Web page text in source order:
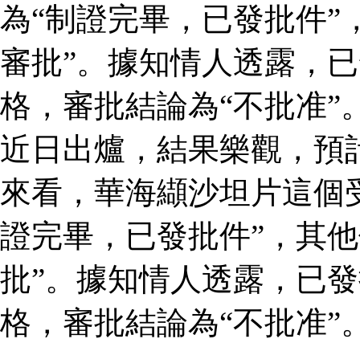
為“制證完畢，已發批件”
審批”。據知情人透露，
格，審批結論為“不批准”
近日出爐，結果樂觀，預
來看，華海纈沙坦片這個
證完畢，已發批件”，其
批”。據知情人透露，已
格，審批結論為“不批准”